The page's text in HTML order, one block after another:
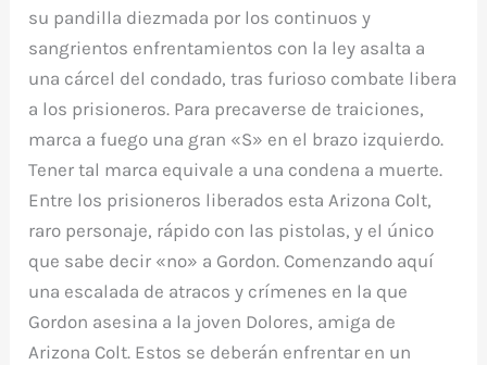
su pandilla diezmada por los continuos y
sangrientos enfrentamientos con la ley asalta a
una cárcel del condado, tras furioso combate libera
a los prisioneros. Para precaverse de traiciones,
marca a fuego una gran «S» en el brazo izquierdo.
Tener tal marca equivale a una condena a muerte.
Entre los prisioneros liberados esta Arizona Colt,
raro personaje, rápido con las pistolas, y el único
que sabe decir «no» a Gordon. Comenzando aquí
una escalada de atracos y crímenes en la que
Gordon asesina a la joven Dolores, amiga de
Arizona Colt. Estos se deberán enfrentar en un